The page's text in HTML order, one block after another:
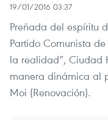
19/01/2016 03:37
Preñada del espíritu
Partido Comunista
la realidad”, Ciudad
manera dinámica al
Moi (Renovación).